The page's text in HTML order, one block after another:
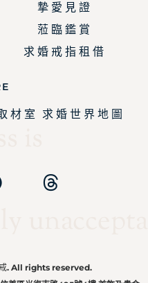
摯 愛 見 證
蒞 臨 鑑 賞
求 婚 戒 指 租 借
材 室 求 婚 世 界 地 圖
. All rights reserved.